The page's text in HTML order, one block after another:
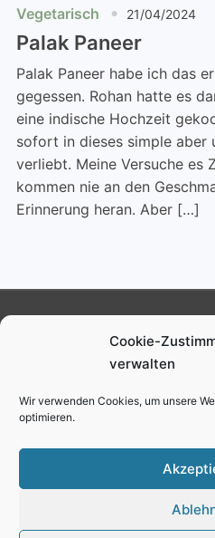
Cookie-
verwalten
Wir verwenden Cookies, um unsere
optimieren.
Vegetarisch 21/04/2024
Palak Paneer
Palak Paneer habe ich das
gegessen. Rohan hatte es
eine indische Hochzeit
sofort in dieses simple aber
verliebt. Meine Versuche es
kommen nie an den
Erinnerung heran. Aber […]
Ruben
Copyright © 2026 Ruben